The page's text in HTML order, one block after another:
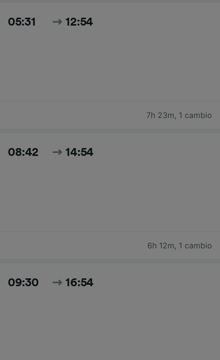
05:31 12:54
7h 23m, 1 cambio
08:42 14:54
6h 12m, 1 cambio
09:30 16:54